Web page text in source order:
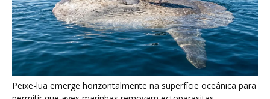
Seriema utiliza pernas longas e arremessa serpentes contra
rochas para subjugar presas peçonhentas nos campos